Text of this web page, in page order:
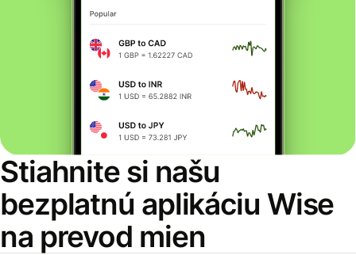
Stiahnite si našu
bezplatnú aplikáciu Wise
na prevod mien